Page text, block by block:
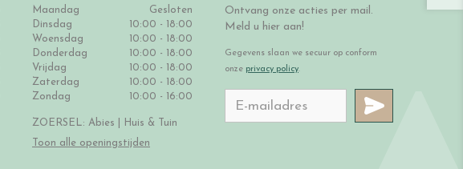
Maandag
Gesloten
Dinsdag
10:00 - 18:00
Woensdag
10:00 - 18:00
Donderdag
10:00 - 18:00
Vrijdag
10:00 - 18:00
Zaterdag
10:00 - 18:00
Zondag
10:00 - 16:00
ZOERSEL: Abies | Huis & Tuin
Toon alle openingstijden
Ontvang onze acties per mail.
Meld u hier aan!
Gegevens slaan we secuur op conform
onze privacy policy.